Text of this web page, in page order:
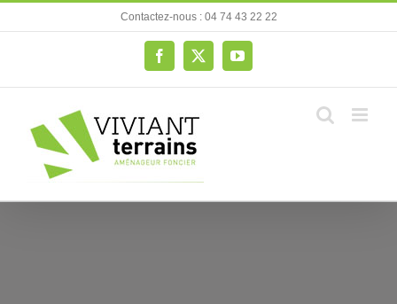
au
Contactez-nous : 04 74 43 22 22
Facebook
X YouTube